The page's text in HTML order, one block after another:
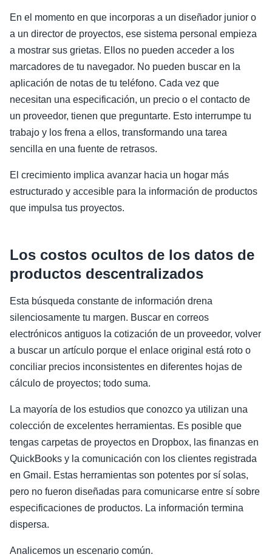
En el momento en que incorporas a un diseñador junior o
a un director de proyectos, ese sistema personal empieza
a mostrar sus grietas. Ellos no pueden acceder a los
marcadores de tu navegador. No pueden buscar en la
aplicación de notas de tu teléfono. Cada vez que
necesitan una especificación, un precio o el contacto de
un proveedor, tienen que preguntarte. Esto interrumpe tu
trabajo y los frena a ellos, transformando una tarea
sencilla en una fuente de retrasos.
El crecimiento implica avanzar hacia un hogar más
estructurado y accesible para la información de productos
que impulsa tus proyectos.
Los costos ocultos de los datos de
productos descentralizados
Esta búsqueda constante de información drena
silenciosamente tu margen. Buscar en correos
electrónicos antiguos la cotización de un proveedor, volver
a buscar un artículo porque el enlace original está roto o
conciliar precios inconsistentes en diferentes hojas de
cálculo de proyectos; todo suma.
La mayoría de los estudios que conozco ya utilizan una
colección de excelentes herramientas. Es posible que
tengas carpetas de proyectos en Dropbox, las finanzas en
QuickBooks y la comunicación con los clientes registrada
en Gmail. Estas herramientas son potentes por sí solas,
pero no fueron diseñadas para comunicarse entre sí sobre
especificaciones de productos. La información termina
dispersa.
Analicemos un escenario común.